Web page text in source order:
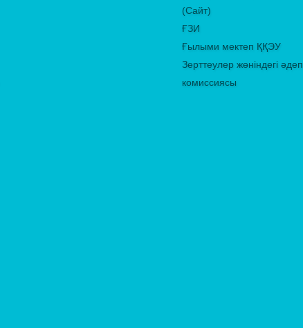
(Сайт)
ҒЗИ
Ғылыми мектеп ҚҚЭУ
Зерттеулер жөніндегі әдеп
комиссиясы